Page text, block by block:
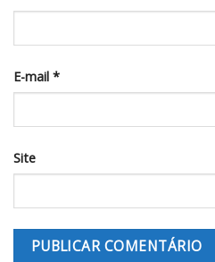
E-mail *
Site